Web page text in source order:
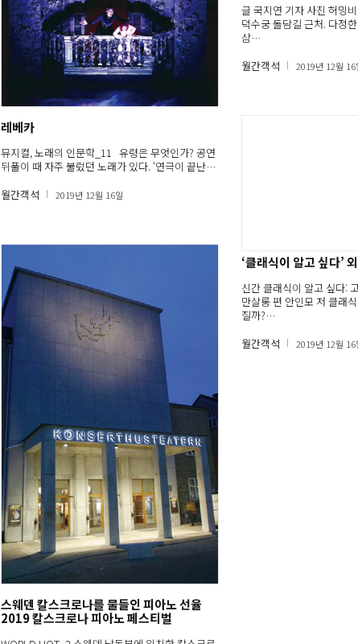
레베카
뮤지컬, 노래의 인문학_11 유령은 무엇인가? 공연
뒤풀이 때 자주 불렀던 노래가 있다. ‘연극이 끝난…
월간객석
2019년 12월 16일
글 국지연 기자 사진 허밍
덕수궁 돌담길 근처. 다정
삼…
월간객석
2019년 12월 16
‘클래식이 알고 싶다’ 외
신간 클래식이 알고 싶다:
만살롱 편 안인모 저 클래
질까?…
월간객석
2019년 12월 16
스웨덴 칼스크로나를 물들인 피아노 선율
2019 칼스크로나 피아노 페스티벌